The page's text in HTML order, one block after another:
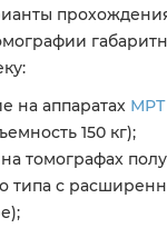
на аппаратах МРТ
150 кг);
томографах
типа с